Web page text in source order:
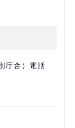
庁舎）電話